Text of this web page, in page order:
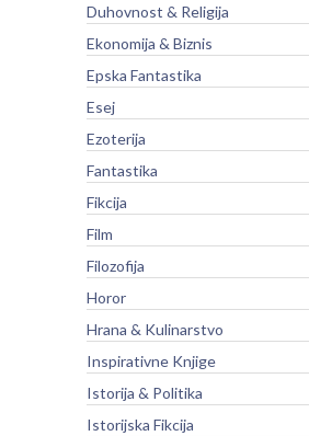
Duhovnost & Religija
Ekonomija & Biznis
Epska Fantastika
Esej
Ezoterija
Fantastika
Fikcija
Film
Filozofija
Horor
Hrana & Kulinarstvo
Inspirativne Knjige
Istorija & Politika
Istorijska Fikcija